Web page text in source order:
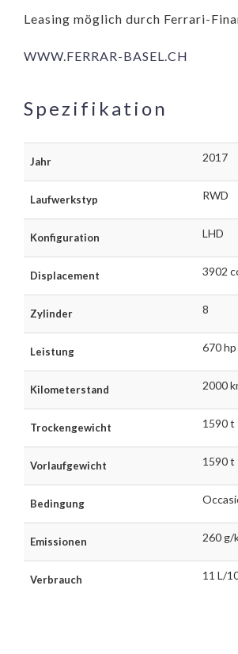
Leasing möglich durch Ferrari-
WWW.FERRAR-BASEL.CH
Spezifikation
Jahr 2017
Laufwerkstyp RWD
Konfiguration LHD
Displacement 3902
Zylinder 8
Leistung 670 hp
Kilometerstand 2000
Trockengewicht 1590 t
Vorlaufgewicht 1590 t
Bedingung
Emissionen 260 g/
Verbrauch 11 L/